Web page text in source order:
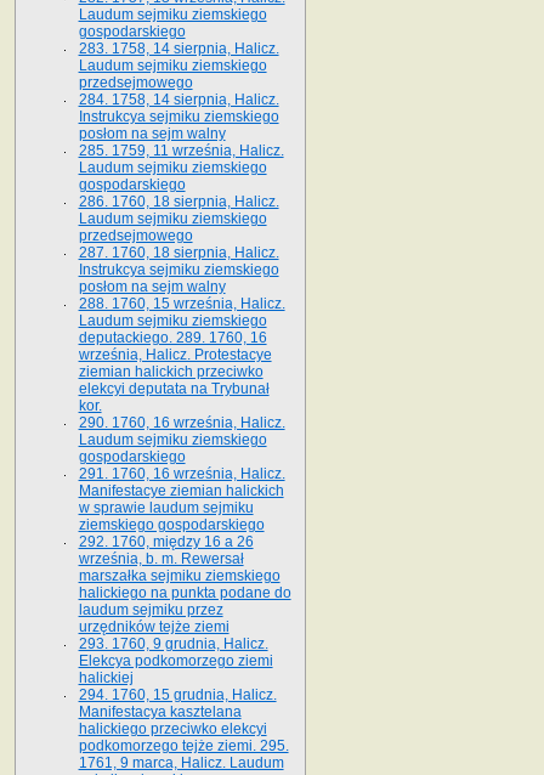
Laudum sejmiku ziemskiego
gospodarskiego
283. 1758, 14 sierpnia, Halicz.
Laudum sejmiku ziemskiego
przedsejmowego
284. 1758, 14 sierpnia, Halicz.
Instrukcya sejmiku ziemskiego
posłom na sejm walny
285. 1759, 11 września, Halicz.
Laudum sejmiku ziemskiego
gospodarskiego
286. 1760, 18 sierpnia, Halicz.
Laudum sejmiku ziemskiego
przedsejmowego
287. 1760, 18 sierpnia, Halicz.
Instrukcya sejmiku ziemskiego
posłom na sejm walny
288. 1760, 15 września, Halicz.
Laudum sejmiku ziemskiego
deputackiego. 289. 1760, 16
września, Halicz. Protestacye
ziemian halickich przeciwko
elekcyi deputata na Trybunał
kor.
290. 1760, 16 września, Halicz.
Laudum sejmiku ziemskiego
gospodarskiego
291. 1760, 16 września, Halicz.
Manifestacye ziemian halickich
w sprawie laudum sejmiku
ziemskiego gospodarskiego
292. 1760, między 16 a 26
września, b. m. Rewersał
marszałka sejmiku ziemskiego
halickiego na punkta podane do
laudum sejmiku przez
urzędników tejże ziemi
293. 1760, 9 grudnia, Halicz.
Elekcya podkomorzego ziemi
halickiej
294. 1760, 15 grudnia, Halicz.
Manifestacya kasztelana
halickiego przeciwko elekcyi
podkomorzego tejże ziemi. 295.
1761, 9 marca, Halicz. Laudum